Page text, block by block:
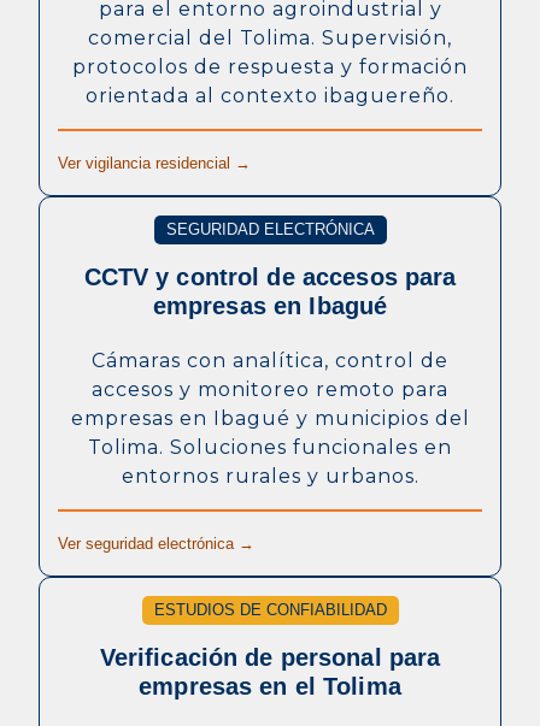
para el entorno agroindustrial y
comercial del Tolima. Supervisión,
protocolos de respuesta y formación
orientada al contexto ibaguereño.
Ver vigilancia residencial →
SEGURIDAD ELECTRÓNICA
CCTV y control de accesos para
empresas en Ibagué
Cámaras con analítica, control de
accesos y monitoreo remoto para
empresas en Ibagué y municipios del
Tolima. Soluciones funcionales en
entornos rurales y urbanos.
Ver seguridad electrónica →
ESTUDIOS DE CONFIABILIDAD
Verificación de personal para
empresas en el Tolima